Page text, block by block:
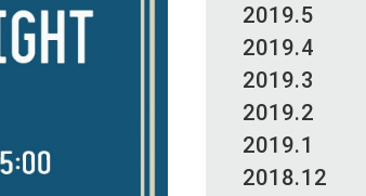
2019.5
2019.4
2019.3
2019.2
2019.1
2018.12